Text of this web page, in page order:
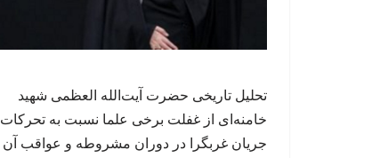
تحلیل تاریخی حضرت آیت‌الله العظمی شهید
خامنه‌ای از غفلت برخی علما نسبت به تحرکات
جریان غربگرا در دوران مشروطه و عواقب آن